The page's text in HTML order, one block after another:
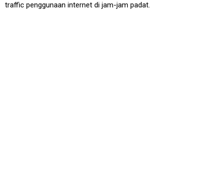
traffic penggunaan internet di jam-jam padat.